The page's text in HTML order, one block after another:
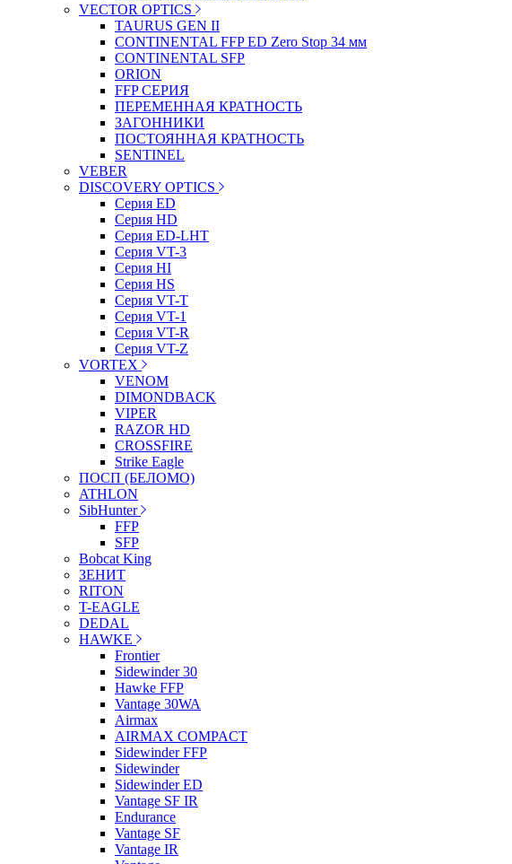
VECTOR OPTICS
TAURUS GEN II
CONTINENTAL FFP ED Zero Stop 34 мм
CONTINENTAL SFP
ORION
FFP СЕРИЯ
ПЕРЕМЕННАЯ КРАТНОСТЬ
ЗАГОННИКИ
ПОСТОЯННАЯ КРАТНОСТЬ
SENTINEL
VEBER
DISCOVERY OPTICS
Серия ED
Серия HD
Серия ED-LHT
Серия VT-3
Серия HI
Серия HS
Серия VT-T
Серия VT-1
Серия VT-R
Серия VT-Z
VORTEX
VENOM
DIMONDBACK
VIPER
RAZOR HD
CROSSFIRE
Strike Eagle
ПОСП (БЕЛОМО)
ATHLON
SibHunter
FFP
SFP
Bobcat King
ЗЕНИТ
RITON
T-EAGLE
DEDAL
HAWKE
Frontier
Sidewinder 30
Hawke FFP
Vantage 30WA
Airmax
AIRMAX COMPACT
Sidewinder FFP
Sidewinder
Sidewinder ED
Vantage SF IR
Endurance
Vantage SF
Vantage IR